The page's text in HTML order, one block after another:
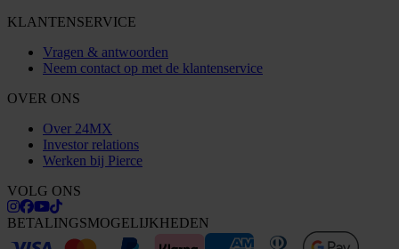
KLANTENSERVICE
Vragen & antwoorden
Neem contact op met de klantenservice
OVER ONS
Over 24MX
Investor relations
Werken bij Pierce
VOLG ONS
BETALINGSMOGELIJKHEDEN